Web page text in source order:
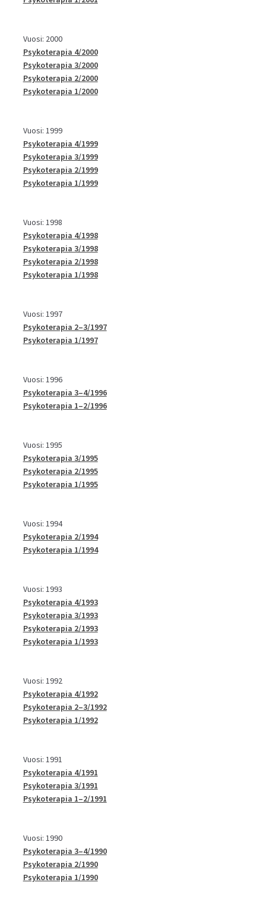
Vuosi: 2000
Psykoterapia 4/2000
Psykoterapia 3/2000
Psykoterapia 2/2000
Psykoterapia 1/2000
Vuosi: 1999
Psykoterapia 4/1999
Psykoterapia 3/1999
Psykoterapia 2/1999
Psykoterapia 1/1999
Vuosi: 1998
Psykoterapia 4/1998
Psykoterapia 3/1998
Psykoterapia 2/1998
Psykoterapia 1/1998
Vuosi: 1997
Psykoterapia 2–3/1997
Psykoterapia 1/1997
Vuosi: 1996
Psykoterapia 3–4/1996
Psykoterapia 1–2/1996
Vuosi: 1995
Psykoterapia 3/1995
Psykoterapia 2/1995
Psykoterapia 1/1995
Vuosi: 1994
Psykoterapia 2/1994
Psykoterapia 1/1994
Vuosi: 1993
Psykoterapia 4/1993
Psykoterapia 3/1993
Psykoterapia 2/1993
Psykoterapia 1/1993
Vuosi: 1992
Psykoterapia 4/1992
Psykoterapia 2–3/1992
Psykoterapia 1/1992
Vuosi: 1991
Psykoterapia 4/1991
Psykoterapia 3/1991
Psykoterapia 1–2/1991
Vuosi: 1990
Psykoterapia 3–4/1990
Psykoterapia 2/1990
Psykoterapia 1/1990